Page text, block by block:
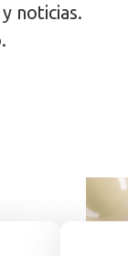
noticias.